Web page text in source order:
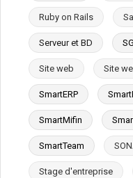
Ruby on Rails
Serveur et BD
Site web Site
SmartERP
SmartMifin
SmartTeam
Stage d'entreprise